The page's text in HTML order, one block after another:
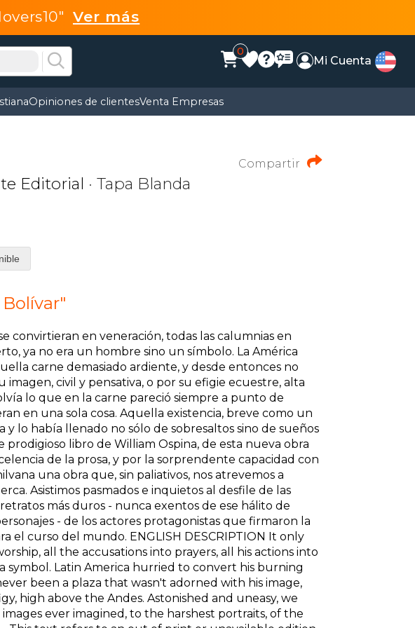
Ver más
0
Mi Cuenta
Opiniones de clientesVenta Empresas
Compartir
Editorial · Tapa Blanda
convirtieran en veneración, todas las calumnias en
ya no era un hombre sino un símbolo. La América
carne demasiado ardiente, y desde entonces no
civil y pensativa, o por su efigie ecuestre, alta
lo que en la carne pareció siempre a punto de
en una sola cosa. Aquella existencia, breve como un
lo había llenado no sólo de sobresaltos sino de sueños
prodigioso libro de William Ospina, de esta nueva obra
de la prosa, y por la sorprendente capacidad con
una obra que, sin paliativos, nos atrevemos a
Asistimos pasmados e inquietos al desfile de las
más duros - nunca exentos de ese hálito de
- de los actores protagonistas que firmaron la
el curso del mundo. ENGLISH DESCRIPTION It only
all the accusations into prayers, all his actions into
symbol. Latin America hurried to convert his burning
been a plaza that wasn't adorned with his image,
high above the Andes. Astonished and uneasy, we
ever imagined, to the harshest portraits, of the